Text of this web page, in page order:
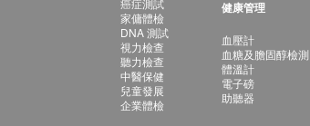
癌症測試
家傭體檢
DNA 測試
視力檢查
聽力檢查
中醫保健
兒童發展
企業體檢
健康管理
血壓計
血糖及膽固醇檢測
體溫計
電子磅
助聽器